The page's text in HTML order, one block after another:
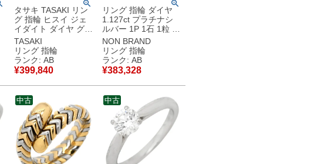
タサキ TASAKI リン
グ 指輪 ヒスイ ジェ
イダイト ダイヤ グリ
ーン×プラチナシルバ
ー TASAKI 緑 プラチ
ナ 翡翠 オーバルカボ
ションカット 14.5号
10082877 【保証
書】 【中古】中古品
TASAKI
リング 指輪
ランク: AB
¥399,840
リング 指輪 ダイヤ
1.127ct プラチナシ
ルバー 1P 1石 1粒 大
粒 6本立爪 ソリティ
ア Pt900 プラチナ エ
ンゲージ 10号 【中
古】中古品
NON BRAND
リング 指輪
ランク: AB
¥383,328
中古 中古